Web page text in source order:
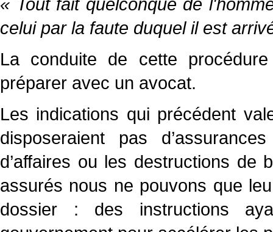
« Tout fait quelconque de
celui par la faute duquel il est
La conduite de cette
préparer avec un avocat.
Les indications qui précédent
disposeraient pas
d’affaires ou les destructions de
assurés nous ne pouvons que
dossier : des instructions